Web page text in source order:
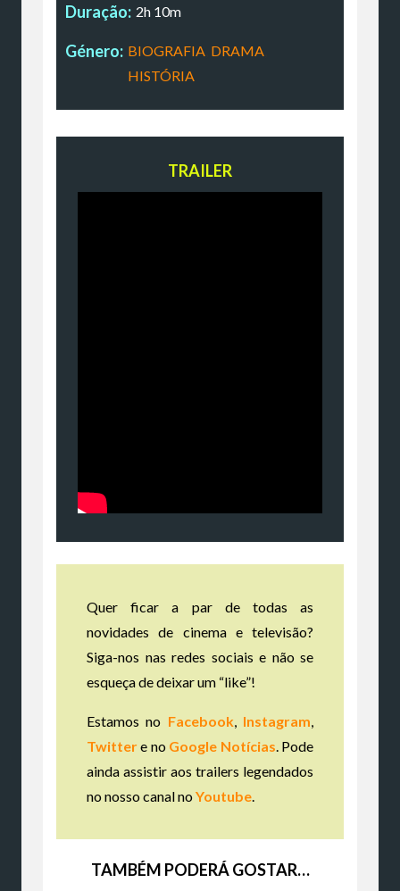
Duração: 2h 10m
Género: BIOGRAFIA DRAMA
HISTÓRIA
TRAILER
Quer ficar a par de todas as
novidades de cinema e televisão?
Siga-nos nas redes sociais e não se
esqueça de deixar um “like”!
Estamos no Facebook, Instagram
Twittere no Google Notícias . Pode
ainda assistir aos trailers legendados
no nosso canal noYoutube
TAMBÉM PODERÁ GOSTAR…